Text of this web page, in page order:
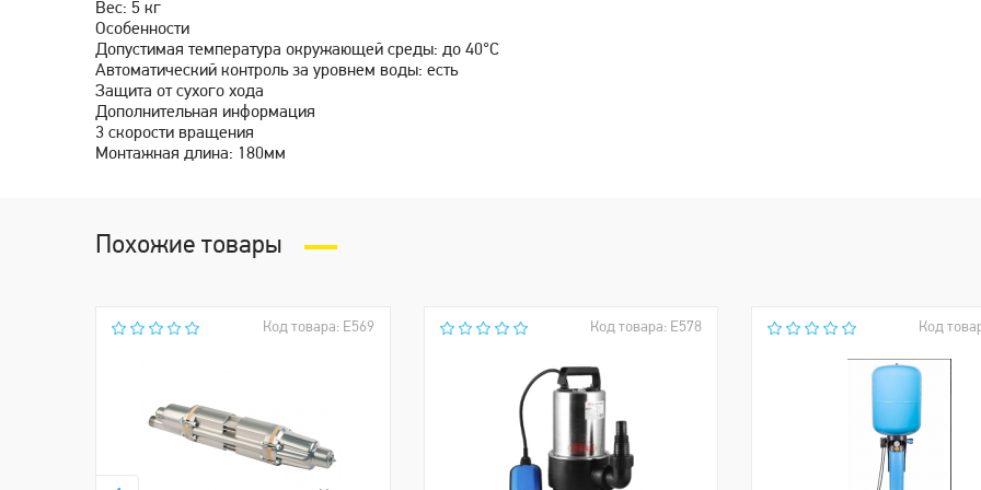
Вес: 5 кг
Особенности
Допустимая температура окружающей среды: до 40°C
Автоматический контроль за уровнем воды: есть
Защита от сухого хода
Дополнительная информация
3 скорости вращения
Монтажная длина: 180мм
Похожие товары
Код товара: Е569 Код товара: Е578 Код